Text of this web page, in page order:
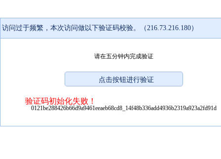
访问过于频繁，本次访问做以下验证码校验。（216.73.216.180）
请在五分钟内完成验证
验证码初始化失败！
0121be288426b66d9a9461eeaeb68cd8_14f48b336add4936b2319a923a2fd91d